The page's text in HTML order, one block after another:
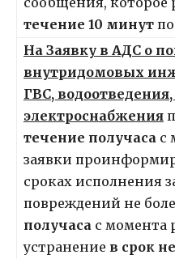
течение 10 минут
На Заявку в АДС о
внутридомовых
ГВС,
электроснабжения
течение получаса с
заявки
сроках исполнения
повреждений не
получаса с момента
устранение в срок